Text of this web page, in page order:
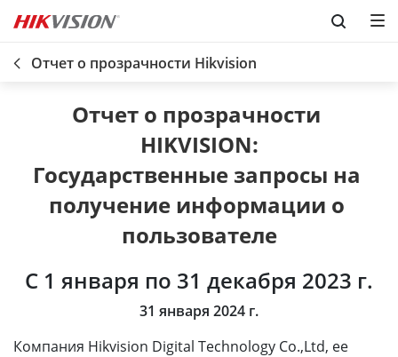
Skip to content
Отчет о прозрачности Hikvision
Отчет о прозрачности
HIKVISION:
Государственные запросы на
получение информации о
пользователе
С 1 января по 31 декабря 2023 г.
31 января 2024 г.
Компания Hikvision Digital Technology Co.,Ltd, ее